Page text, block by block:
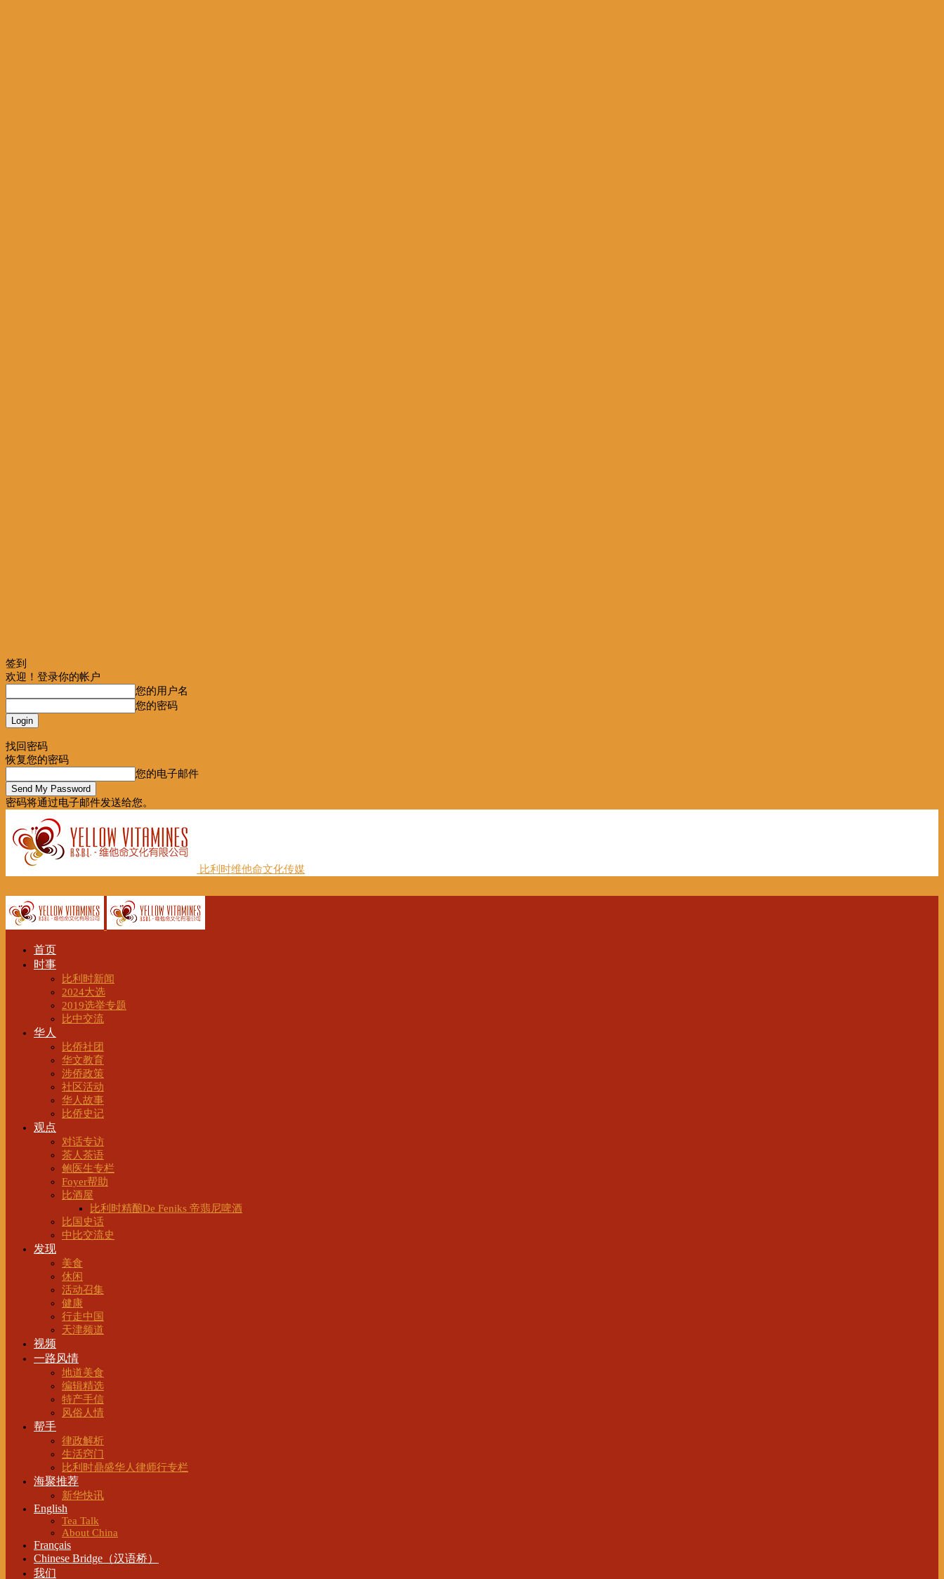
签到
欢迎！登录你的帐户
您的用户名
您的密码
找回密码
恢复您的密码
您的电子邮件
密码将通过电子邮件发送给您。
比利时维他命文化传媒
首页
时事
比利时新闻
2024大选
2019选举专题
比中交流
华人
比侨社团
华文教育
涉侨政策
社区活动
华人故事
比侨史记
观点
对话专访
茶人茶语
鲍医生专栏
Foyer帮助
比酒屋
比利时精酿De Feniks 帝翡尼啤酒
比国史话
中比交流史
发现
美食
休闲
活动召集
健康
行走中国
天津频道
视频
一路风情
地道美食
编辑精选
特产手信
风俗人情
帮手
律政解析
生活窍门
比利时鼎盛华人律师行专栏
海聚推荐
新华快讯
English
Tea Talk
About China
Français
Chinese Bridge（汉语桥）
我们